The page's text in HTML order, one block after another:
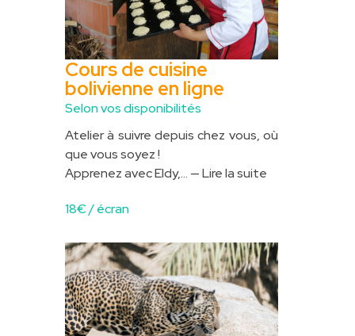
Cours de cuisine
bolivienne en ligne
Selon vos disponibilités
Atelier à suivre depuis chez vous, où
que vous soyez !
Apprenez avec Eldy,... — Lire la suite
18€ / écran